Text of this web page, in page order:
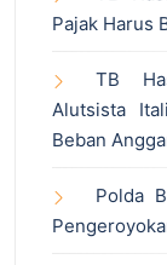
Pajak Harus
TB
Alutsista
Beban
Polda